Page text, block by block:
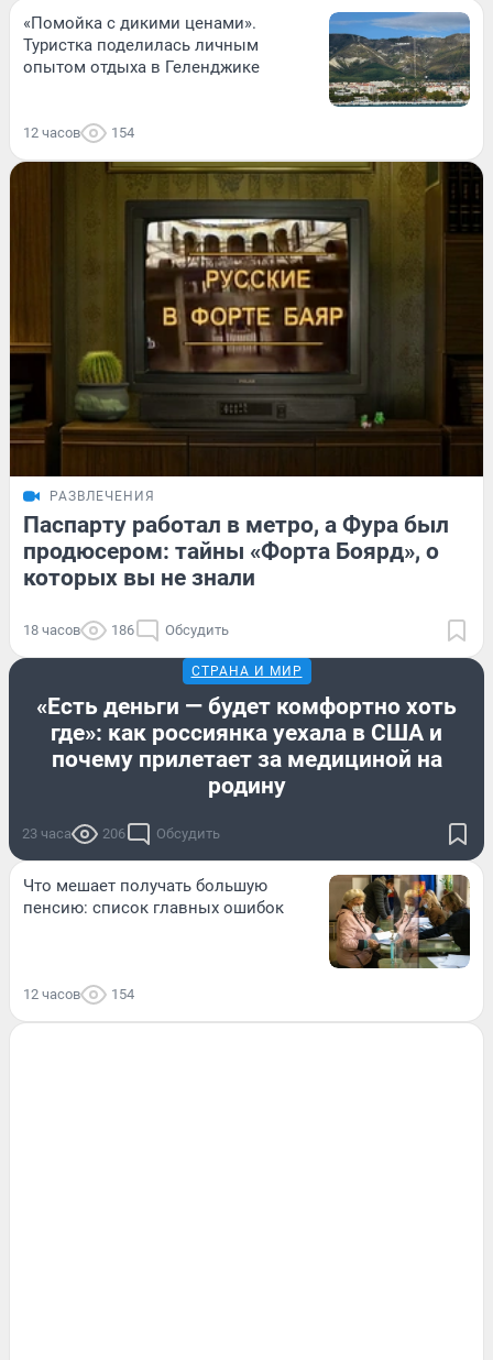
«Помойка с дикими ценами».
Туристка поделилась личным
опытом отдыха в Геленджике
12 часов 154
РАЗВЛЕЧЕНИЯ
Паспарту работал в метро, а Фура был
продюсером: тайны «Форта Боярд», о
которых вы не знали
18 часов 186 Обсудить
СТРАНА И МИР
«Есть деньги — будет комфортно хоть
где»: как россиянка уехала в США и
почему прилетает за медициной на
родину
23 часа 206 Обсудить
Что мешает получать большую
пенсию: список главных ошибок
12 часов 154